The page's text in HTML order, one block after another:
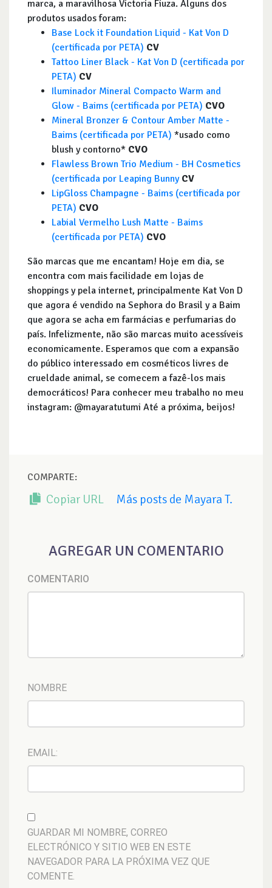
marca, a maravilhosa Victoria Fiuza. Alguns dos
produtos usados foram:
Base Lock it Foundation Liquid - Kat Von D
(certificada por PETA) CV
Tattoo Liner Black - Kat Von D (certificada por
PETA) CV
Iluminador Mineral Compacto Warm and
Glow - Baims (certificada por PETA) CVO
Mineral Bronzer & Contour Amber Matte -
Baims (certificada por PETA) *usado como
blush y contorno* CVO
Flawless Brown Trio Medium - BH Cosmetics
(certificada por Leaping Bunny CV
LipGloss Champagne - Baims (certificada por
PETA) CVO
Labial Vermelho Lush Matte - Baims
(certificada por PETA) CVO
São marcas que me encantam! Hoje em dia, se
encontra com mais facilidade em lojas de
shoppings y pela internet, principalmente Kat Von D
que agora é vendido na Sephora do Brasil y a Baim
que agora se acha em farmácias e perfumarias do
país. Infelizmente, não são marcas muito acessíveis
economicamente. Esperamos que com a expansão
do público interessado em cosméticos livres de
crueldade animal, se comecem a fazê-los mais
democráticos! Para conhecer meu trabalho no meu
instagram: @mayaratutumi Até a próxima, beijos!
COMPARTE:
Copiar URL Más posts de Mayara T.
AGREGAR UN COMENTARIO
COMENTARIO
NOMBRE
EMAIL:
GUARDAR MI NOMBRE, CORREO
ELECTRÓNICO Y SITIO WEB EN ESTE
NAVEGADOR PARA LA PRÓXIMA VEZ QUE
COMENTE.